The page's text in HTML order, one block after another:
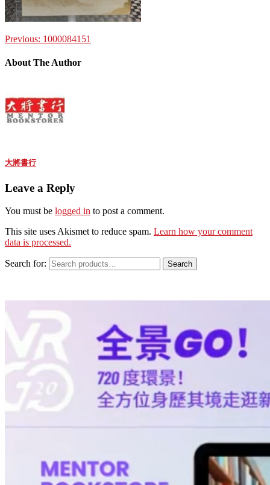
Previous: 1000084151
About The Author
大將書行
Leave a Reply
You must be logged in to post a comment.
This site uses Akismet to reduce spam. Learn how your comment
data is processed.
Search for: Search